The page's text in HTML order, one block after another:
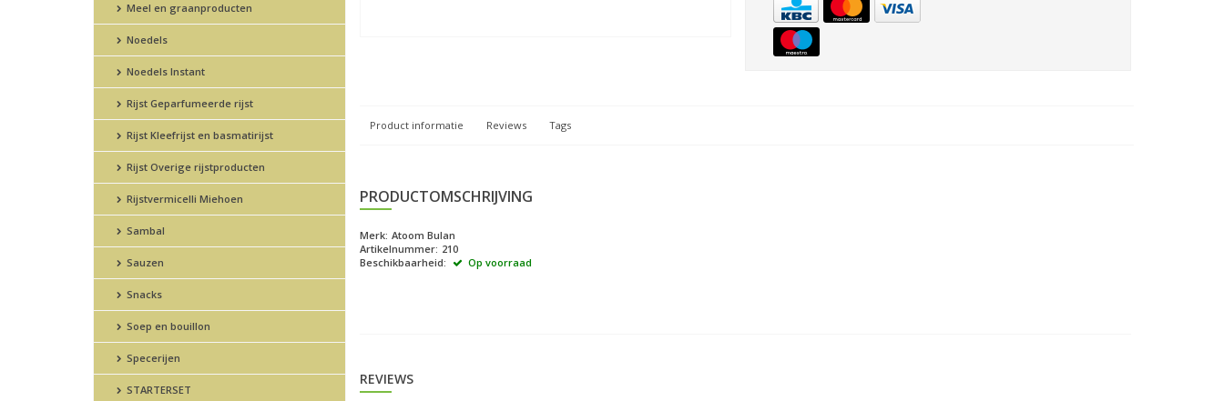
Meel en graanproducten
Noedels
Noedels Instant
Rijst Geparfumeerde rijst
Rijst Kleefrijst en basmatirijst
Rijst Overige rijstproducten
Rijstvermicelli Miehoen
Sambal
Sauzen
Snacks
Soep en bouillon
Specerijen
STARTERSET
Product informatie Reviews Tags
PRODUCTOMSCHRIJVING
Merk: Atoom Bulan
Artikelnummer: 210
Beschikbaarheid:
Op voorraad
REVIEWS